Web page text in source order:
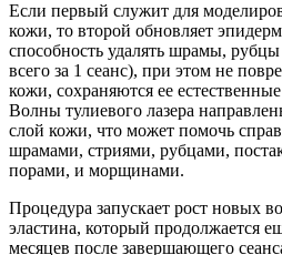
Если первый служит для
кожи, то второй обновляет
способность удалять шрамы,
всего за 1 сеанс), при этом не
кожи, сохраняются ее
Волны тулиевого лазера
слой кожи, что может помочь
шрамами, стриями, рубцами,
порами, и морщинами.
Процедура запускает рост новых
эластина, который продолжается
месяцев после завершающего